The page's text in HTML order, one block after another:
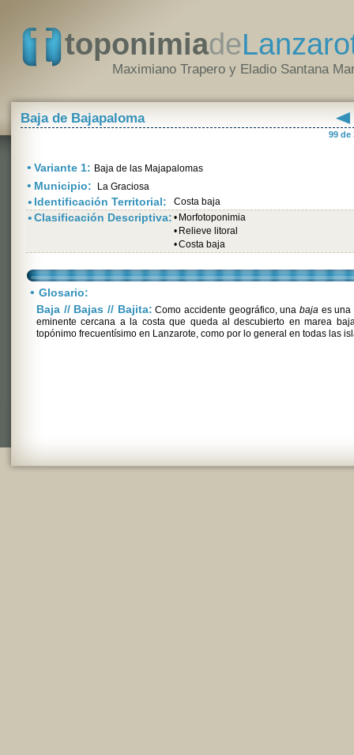
toponimiade
Maximiano Trapero y Eladio Santana
Baja de Bajapaloma
99 de
• Variante 1: Baja de las Majapalomas
• Municipio: La Graciosa
• Identificación Territorial: Costa baja
•Clasificación Descriptiva: • Morfotoponimia
• Relieve litoral
•Costa baja
• Glosario:
Baja // Bajas // Bajita: Como accidente geográfico, unabaja es una
eminente cercana a la costa que queda al descubierto en marea
topónimo frecuentísimo en Lanzarote, como por lo general en todas las